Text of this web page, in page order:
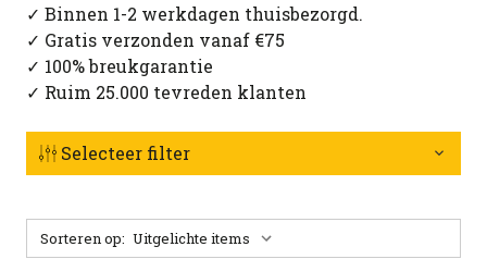
✓ Binnen 1-2 werkdagen thuisbezorgd.
✓ Gratis verzonden vanaf €75
✓ 100% breukgarantie
✓ Ruim 25.000 tevreden klanten
Selecteer filter
Sorteren op: